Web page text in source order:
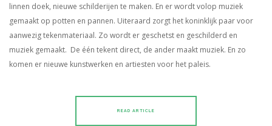
linnen doek, nieuwe schilderijen te maken. En er wordt volop muziek
gemaakt op potten en pannen. Uiteraard zorgt het koninklijk paar voor
aanwezig tekenmateriaal. Zo wordt er geschetst en geschilderd en
muziek gemaakt. De één tekent direct, de ander maakt muziek. En zo
komen er nieuwe kunstwerken en artiesten voor het paleis.
READ ARTICLE